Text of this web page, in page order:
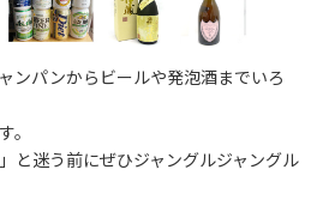
ンパンからビールや発泡酒までいろ
。
と迷う前にぜひジャングルジャングル